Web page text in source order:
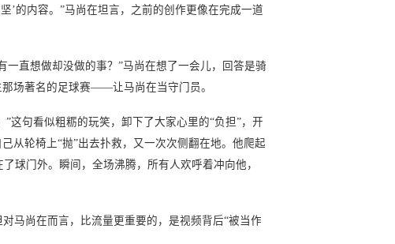
’的内容。”马尚在坦言，之前的创作更像在完成一道
一直想做却没做的事？”马尚在想了一会儿，回答是骑
场著名的足球赛——让马尚在当守门员。
句看似粗粝的玩笑，卸下了大家心里的“负担”，开
从轮椅上“抛”出去扑救，又一次次侧翻在地。他爬起
球门外。瞬间，全场沸腾，所有人欢呼着冲向他，
尚在而言，比流量更重要的，是视频背后“被当作